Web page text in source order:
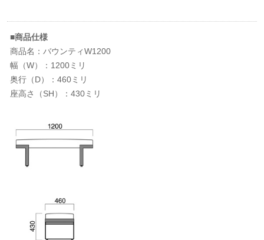
■商品仕様
商品名：バウンティW1200
幅（W）：1200ミリ
奥行（D）：460ミリ
座高さ（SH）：430ミリ